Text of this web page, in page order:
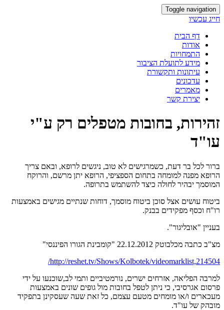
Toggle navigation
חייג עכשיו
דף הבית
אודות
התמחויות
מידע לתועלת הציבור
עיתונות ותקשורת
עדכונים
מאמרים
יצירת קשר
זהירות, בחובות מטפלים רק ע"י
עו"ד
ברור לכל בר דעת, כשמרגישים לא טוב, ניגשים לרופא, ובאם צריך
הרופא מפנה למומחה בתחום הספציפי, הרופא יתן מרשם, והרוקח
המוסמך יבהיר לחולה כיצד להשתמש בתרופה.
ביטוח עושים אצל סוכן ביטוח מוסמך, דוחות שנתיים מגישים באמצעות
רו"ח וכסף מפקידים בבנק.
בעניין "אובליגור".
מצ"ב כתבה מכלבוטק 22.12.2012 "קומבינת הגורו הפיננסי"
http://reshet.tv/Shows/Kolbotek/videomarklist,214504
/
למרבה הפליאה, אזרחים ישרים, נורמטיביים ותמי לב,שוכנעו על ידי
פרסום אגרסיבי, כי ניתן לטפל בחובות מול גופים שונים באמצעות
מעכארים ו/או מומחים מטעם עצמם, כל זאת שעה שעסקינן בתפקיד
מובהק של עו"ד.